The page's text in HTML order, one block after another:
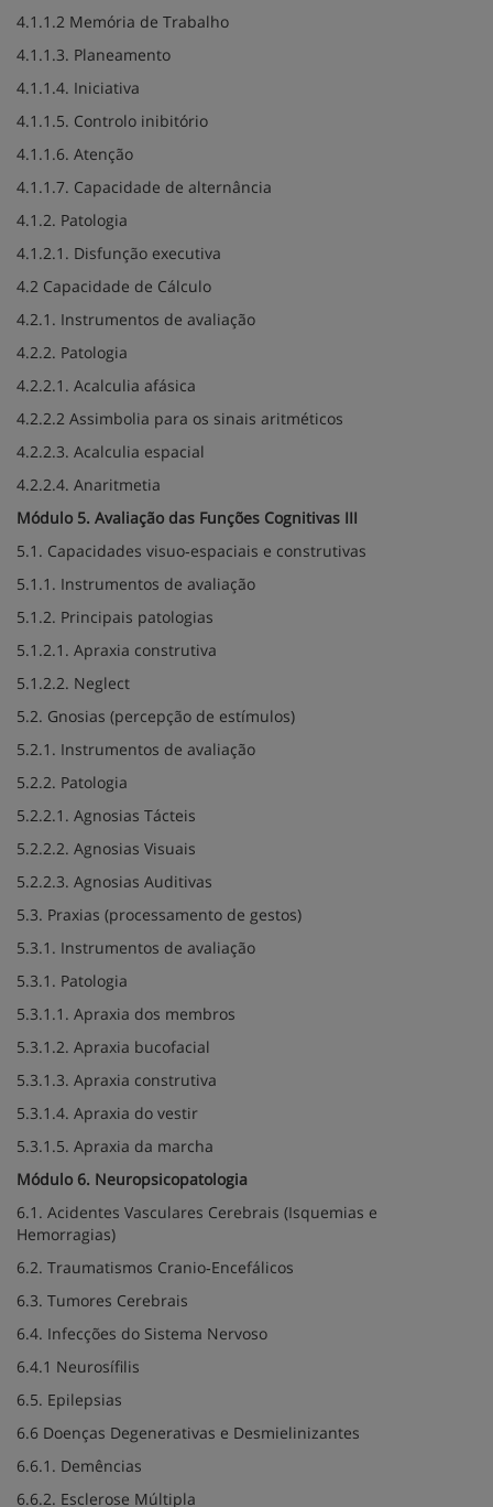
4.1.1.2 Memória de Trabalho
4.1.1.3. Planeamento
4.1.1.4. Iniciativa
4.1.1.5. Controlo inibitório
4.1.1.6. Atenção
4.1.1.7. Capacidade de alternância
4.1.2. Patologia
4.1.2.1. Disfunção executiva
4.2 Capacidade de Cálculo
4.2.1. Instrumentos de avaliação
4.2.2. Patologia
4.2.2.1. Acalculia afásica
4.2.2.2 Assimbolia para os sinais aritméticos
4.2.2.3. Acalculia espacial
4.2.2.4. Anaritmetia
Módulo 5. Avaliação das Funções Cognitivas III
5.1. Capacidades visuo‐espaciais e construtivas
5.1.1. Instrumentos de avaliação
5.1.2. Principais patologias
5.1.2.1. Apraxia construtiva
5.1.2.2. Neglect
5.2. Gnosias (percepção de estímulos)
5.2.1. Instrumentos de avaliação
5.2.2. Patologia
5.2.2.1. Agnosias Tácteis
5.2.2.2. Agnosias Visuais
5.2.2.3. Agnosias Auditivas
5.3. Praxias (processamento de gestos)
5.3.1. Instrumentos de avaliação
5.3.1. Patologia
5.3.1.1. Apraxia dos membros
5.3.1.2. Apraxia bucofacial
5.3.1.3. Apraxia construtiva
5.3.1.4. Apraxia do vestir
5.3.1.5. Apraxia da marcha
Módulo 6. Neuropsicopatologia
6.1. Acidentes Vasculares Cerebrais (Isquemias e
Hemorragias)
6.2. Traumatismos Cranio‐Encefálicos
6.3. Tumores Cerebrais
6.4. Infecções do Sistema Nervoso
6.4.1 Neurosífilis
6.5. Epilepsias
6.6 Doenças Degenerativas e Desmielinizantes
6.6.1. Demências
6.6.2. Esclerose Múltipla